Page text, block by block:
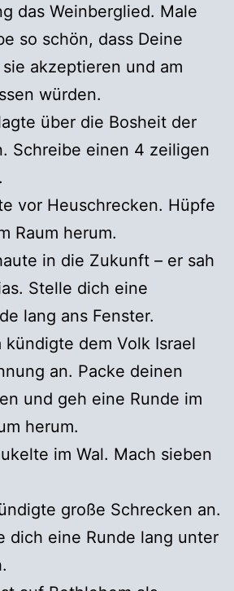
das Weinberglied. Male
so schön, dass Deine
akzeptieren und am
würden.
über die Bosheit der
Schreibe einen 4 zeiligen
vor Heuschrecken. Hüpfe
Raum herum.
in die Zukunft – er sah
Stelle dich eine
lang ans Fenster.
kündigte dem Volk Israel
an. Packe deinen
und geh eine Runde im
herum.
im Wal. Mach sieben
große Schrecken an.
dich eine Runde lang unter